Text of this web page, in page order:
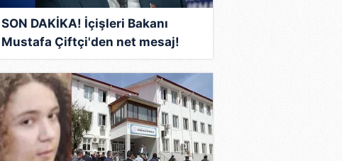
SON DAKİKA! İçişleri Bakanı
Mustafa Çiftçi'den net mesaj!
Yeni nesil çeteler nefes
alamayacak...